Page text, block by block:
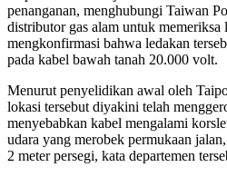
penanganan, menghubungi Taiwan
distributor gas alam untuk memeriksa
mengkonfirmasi bahwa ledakan
pada kabel bawah tanah 20.000 volt.
Menurut penyelidikan awal oleh
lokasi tersebut diyakini telah
menyebabkan kabel mengalami
udara yang merobek permukaan
2 meter persegi, kata departemen